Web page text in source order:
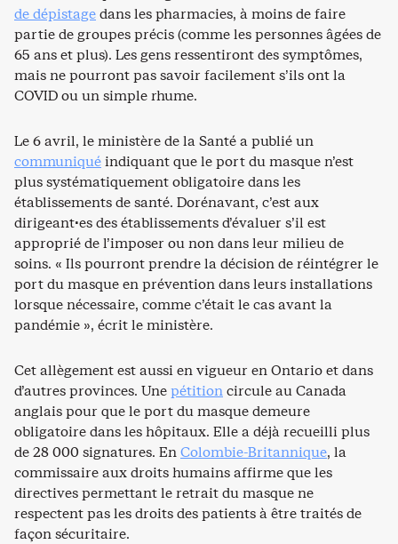
de dépistagedans les pharmacies, à moins de faire
partie de groupes précis (comme les personnes âgées de
65 ans et plus). Les gens ressentiront des symptômes,
mais ne pourront pas savoir facilement s’ils ont la
COVID ou un simple rhume.
Le 6 avril, le ministère de la Santé a publié un
communiquéindiquant que le port du masque n’est
plus systématiquement obligatoire dans les
établissements de santé. Dorénavant, c’est aux
dirigeant·es des établissements d’évaluer s’il est
approprié de l’imposer ou non dans leur milieu de
soins. « Ils pourront prendre la décision de réintégrer le
port du masque en prévention dans leurs installations
lorsque nécessaire, comme c’était le cas avant la
pandémie », écrit le ministère.
Cet allègement est aussi en vigueur en Ontario et dans
d’autres provinces. Unepétitioncircule au Canada
anglais pour que le port du masque demeure
obligatoire dans les hôpitaux. Elle a déjà recueilli plus
de 28 000 signatures. EnColombie-Britannique, la
commissaire aux droits humains affirme que les
directives permettant le retrait du masque ne
respectent pas les droits des patients à être traités de
façon sécuritaire.